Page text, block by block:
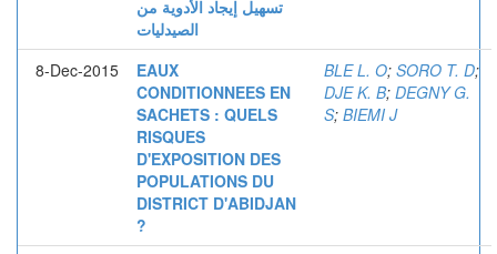
تسهيل إيجاد الأدوية من
الصيدليات
8-Dec-2015
EAUX
CONDITIONNEES EN
SACHETS : QUELS
RISQUES
D'EXPOSITION DES
POPULATIONS DU
DISTRICT D'ABIDJAN
?
BLE L. O; SORO T. D;
DJE K. B; DEGNY G.
S; BIEMI J